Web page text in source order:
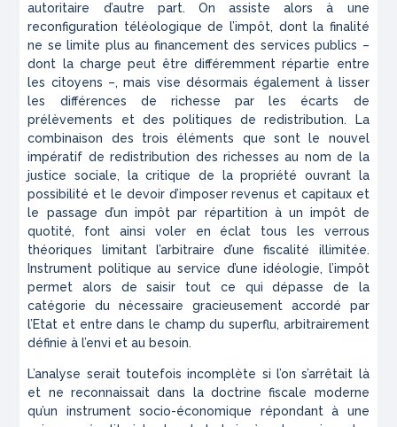
autoritaire d’autre part. On assiste alors à une
reconfiguration téléologique de l’impôt, dont la finalité
ne se limite plus au financement des services publics –
dont la charge peut être différemment répartie entre
les citoyens –, mais vise désormais également à lisser
les différences de richesse par les écarts de
prélèvements et des politiques de redistribution. La
combinaison des trois éléments que sont le nouvel
impératif de redistribution des richesses au nom de la
justice sociale, la critique de la propriété ouvrant la
possibilité et le devoir d’imposer revenus et capitaux et
le passage d’un impôt par répartition à un impôt de
quotité, font ainsi voler en éclat tous les verrous
théoriques limitant l’arbitraire d’une fiscalité illimitée.
Instrument politique au service d’une idéologie, l’impôt
permet alors de saisir tout ce qui dépasse de la
catégorie dunécessaire gracieusement accordé par
l’Etat et entre dans le champ du superflu, arbitrairement
définie à l’envi et au besoin.
L’analyse serait toutefois incomplète si l’on s’arrêtait là
et ne reconnaissait dans la doctrine fiscale moderne
qu’un instrument socio-économique répondant à une